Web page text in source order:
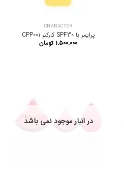
CHARACTER
پرایمر با SPF30 کارکتر CPP001
۱.۵۰۰.۰۰۰ تومان
در انبار موجود نمی باشد